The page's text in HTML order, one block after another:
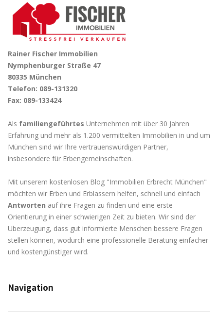
Rainer Fischer Immobilien
Nymphenburger Straße 47
80335 München
Telefon: 089-131320
Fax: 089-133424
Als familiengeführtes Unternehmen mit über 30 Jahren
Erfahrung und mehr als 1.200 vermittelten Immobilien in und um
München sind wir Ihre vertrauenswürdigen Partner,
insbesondere für Erbengemeinschaften.
Mit unserem kostenlosen Blog "Immobilien Erbrecht München"
möchten wir Erben und Erblassern helfen, schnell und einfach
Antworten auf ihre Fragen zu finden und eine erste
Orientierung in einer schwierigen Zeit zu bieten. Wir sind der
Überzeugung, dass gut informierte Menschen bessere Fragen
stellen können, wodurch eine professionelle Beratung einfacher
und kostengünstiger wird.
Navigation